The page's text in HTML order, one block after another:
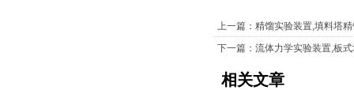
上一篇：精馏实验装置,填料塔
下一篇：流体力学实验装置,板
相关文章